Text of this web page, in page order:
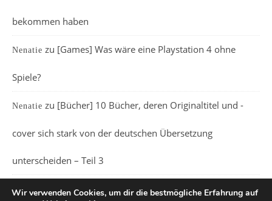
bekommen haben
Nenatie zu [Games] Was wäre eine Playstation 4 ohne
Spiele?
Nenatie zu [Bücher] 10 Bücher, deren Originaltitel und -
cover sich stark von der deutschen Übersetzung
unterscheiden – Teil 3
Wir verwenden Cookies, um dir die bestmögliche Erfahrung auf